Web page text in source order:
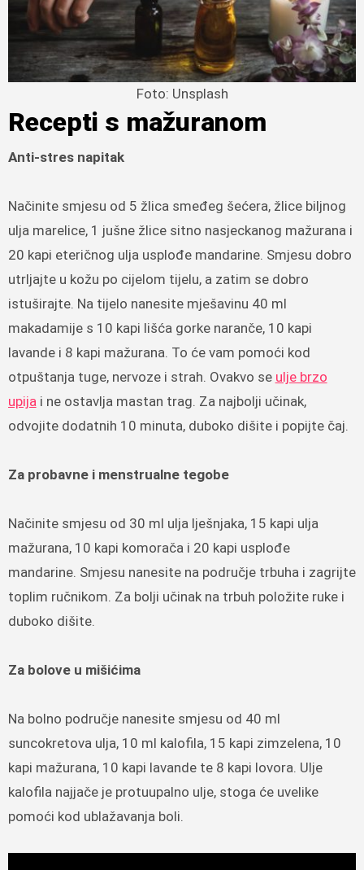
Foto: Unsplash
Recepti s mažuranom
Anti-stres napitak
Načinite smjesu od 5 žlica smeđeg šećera, žlice biljnog
ulja marelice, 1 jušne žlice sitno nasjeckanog mažurana i
20 kapi eteričnog ulja usplođe mandarine. Smjesu dobro
utrljajte u kožu po cijelom tijelu, a zatim se dobro
istuširajte. Na tijelo nanesite mješavinu 40 ml
makadamije s 10 kapi lišća gorke naranče, 10 kapi
lavande i 8 kapi mažurana. To će vam pomoći kod
otpuštanja tuge, nervoze i strah. Ovakvo se ulje brzo
upija i ne ostavlja mastan trag. Za najbolji učinak,
odvojite dodatnih 10 minuta, duboko dišite i popijte čaj.
Za probavne i menstrualne tegobe
Načinite smjesu od 30 ml ulja lješnjaka, 15 kapi ulja
mažurana, 10 kapi komorača i 20 kapi usplođe
mandarine. Smjesu nanesite na područje trbuha i zagrijte
toplim ručnikom. Za bolji učinak na trbuh položite ruke i
duboko dišite.
Za bolove u mišićima
Na bolno područje nanesite smjesu od 40 ml
suncokretova ulja, 10 ml kalofila, 15 kapi zimzelena, 10
kapi mažurana, 10 kapi lavande te 8 kapi lovora. Ulje
kalofila najjače je protuupalno ulje, stoga će uvelike
pomoći kod ublažavanja boli.